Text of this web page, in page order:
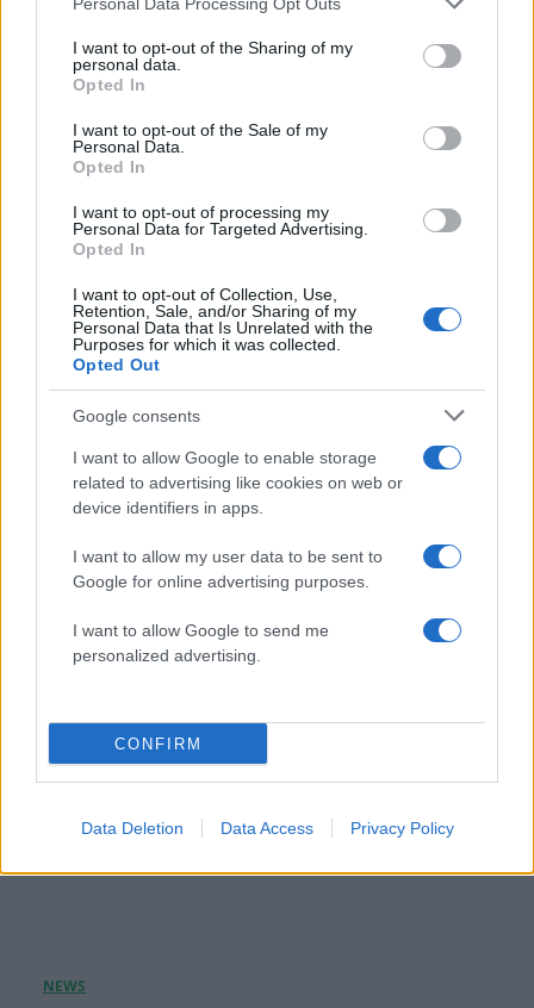
not limited to your visit or usage behaviour. You may click to
grant or deny consent to Google and its third-party tags to
use your data for below specified purposes in below Google
consent section.
I want to opt-out of the Sharing of my
personal data.
Opted In
I want to opt-out of the Sale of my
Personal Data.
Opted In
I want to opt-out of processing my
Personal Data for Targeted Advertising.
Opted In
I want to opt-out of Collection, Use,
Retention, Sale, and/or Sharing of my
Personal Data that Is Unrelated with the
Purposes for which it was collected.
Opted Out
Google consents
I want to allow Google to enable storage
related to advertising like cookies on web or
device identifiers in apps.
I want to allow my user data to be sent to
Google for online advertising purposes.
I want to allow Google to send me
personalized advertising.
CONFIRM
Data Deletion Data Access Privacy Policy
Θεοδωρίδη και τα παιδιά τους
08.08.2026
Κατερίνα Καινούργιου: Αγκαλιά με την
τεσσάρων μηνών κόρη της με φόντο το
ηλιοβασίλεμα της Πάρου
08.08.2026